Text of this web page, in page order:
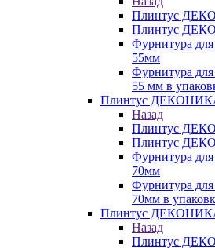
Плинтус
Плинтус
Фурнитура
55мм
Фурнитура
55 мм в
Плинтус
Назад
Плинтус
Плинтус
Фурнитура
70мм
Фурнитура
70мм в
Плинтус
Назад
Плинтус